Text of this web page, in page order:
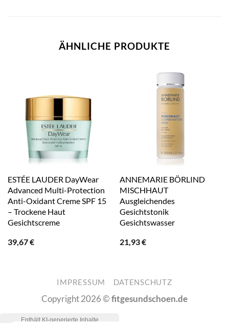
ÄHNLICHE PRODUKTE
ESTÉE LAUDER DayWear
Advanced Multi-Protection
Anti-Oxidant Creme SPF 15
– Trockene Haut
Gesichtscreme
39,67€
ANNEMARIE BÖRLIND
MISCHHAUT
Ausgleichendes
Gesichtstonik
Gesichtswasser
21,93€
IMPRESSUM DATENSCHUTZ
Copyright 2026 ©fitgesundschoen.de